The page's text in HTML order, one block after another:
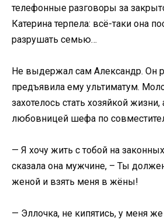
телефонные разговоры за
Катерина терпела: всё-таки она
разрушать семью…
Не выдержал сам Александр. Он
предъявила ему ультиматум.
захотелось стать хозяйкой
любовницей шефа по
— Я хочу жить с тобой на
сказала она мужчине, – Ты
женой и взять меня в жёны!
— Эллочка, не кипятись, у меня